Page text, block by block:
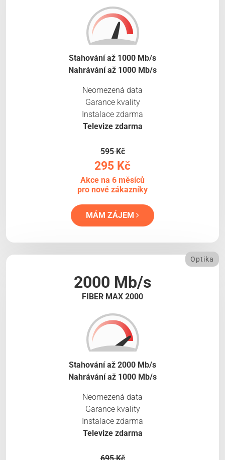
Stahování až 1000 Mb/s
Nahrávání až 1000 Mb/s
Neomezená data
Garance kvality
Instalace zdarma
Televize zdarma
595 Kč
295 Kč
Akce na 6 měsíců
pro nové zákazníky
MÁM ZÁJEM
2000 Mb/s
FIBER MAX 2000
Optika
Stahování až 2000 Mb/s
Nahrávání až 1000 Mb/s
Neomezená data
Garance kvality
Instalace zdarma
Televize zdarma